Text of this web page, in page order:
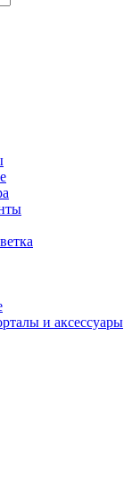
и аксессуары